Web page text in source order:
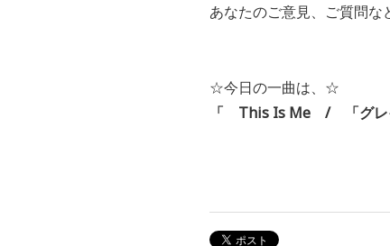
あなたのご意見、ご質問な
☆今日の一曲は、☆
「 This Is Me / 「グレイ